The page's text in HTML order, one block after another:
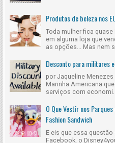
Produtos de beleza nos
Toda mulher fica
em alguma loja que
as opções... Mas nem
Desconto para militares
por Jaqueline
Marinha Americana
serviços com
O Que Vestir nos
Fashion Sandwich
E eis que essa
Facebook, o